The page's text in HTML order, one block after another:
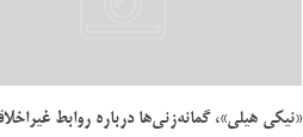
«نیکی هیلی»، گمانه‌زنی‌ها درباره روابط